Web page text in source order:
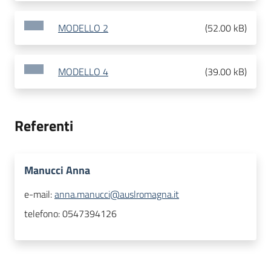
MODELLO 2 (52.00 kB)
MODELLO 4 (39.00 kB)
Referenti
Manucci Anna
e-mail:anna.manucci@auslromagna.it
telefono:0547394126